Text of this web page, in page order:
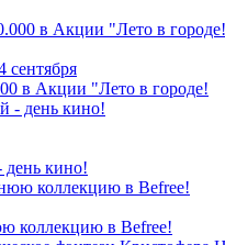
сентября
в Акции "Лето в городе!
день кино!
коллекцию в Befree!